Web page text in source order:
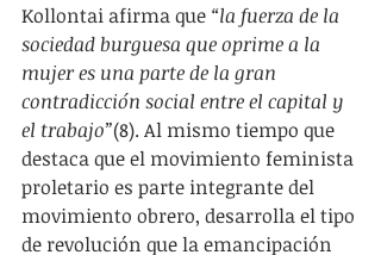
Kollontai afirma que “la fuerza de la
sociedad burguesa que oprime a la
mujer es una parte de la gran
contradicción social entre el capital y
el trabajo”(8). Al mismo tiempo que
destaca que el movimiento feminista
proletario es parte integrante del
movimiento obrero, desarrolla el tipo
de revolución que la emancipación